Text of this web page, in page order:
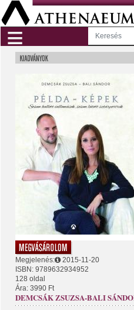
≡
Megjelenés:
2015-11-20
ISBN: 9789632934952
128 oldal
Ára: 3990 Ft
DEMCSÁK ZSUZSA-BALI